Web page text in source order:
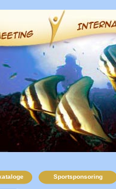
Sportsponsoring